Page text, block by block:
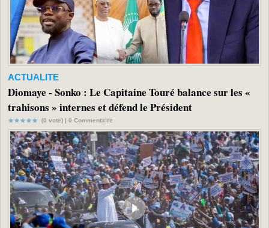
ACTUALITE
Diomaye - Sonko : Le Capitaine Touré balance sur les «
trahisons » internes et défend le Président
(0 vote) | 0 Commentaire